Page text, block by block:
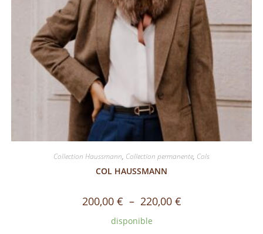
Collection Haussmann, Collection permanente, Cols
COL HAUSSMANN
200,00 € – 220,00 €
disponible